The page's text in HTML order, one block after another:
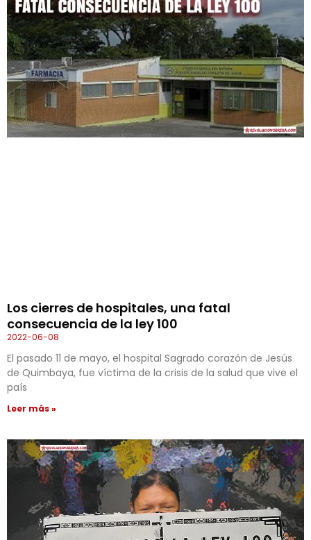
Los cierres de hospitales, una fatal
consecuencia de la ley 100
2022-06-08
El pasado 11 de mayo, el hospital Sagrado corazón de Jesús
de Quimbaya, fue víctima de la crisis de la salud que vive el
país
Leer más »